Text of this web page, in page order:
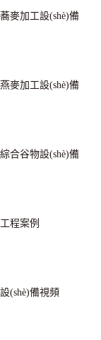
蕎麥加工設(shè)備
燕麥加工設(shè)備
綜合谷物設(shè)備
工程案例
設(shè)備視頻